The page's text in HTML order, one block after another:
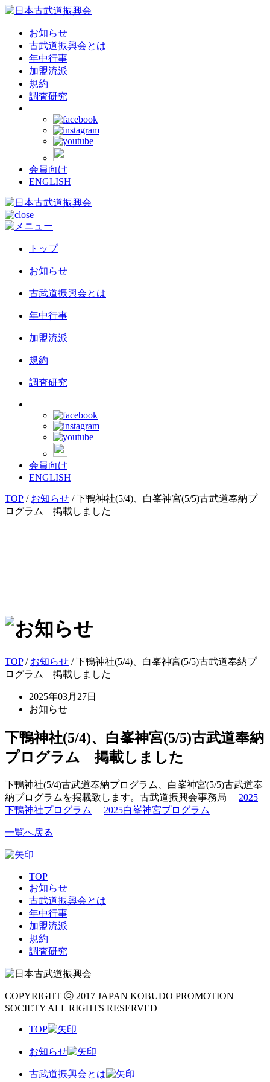
お知らせ
古武道振興会とは
年中行事
加盟流派
規約
調査研究
会員向け
ENGLISH
トップ
お知らせ
古武道振興会とは
年中行事
加盟流派
規約
調査研究
会員向け
ENGLISH
TOP / お知らせ /下鴨神社(5/4)、白峯神宮(5/5)古武道奉納プ
ログラム 掲載しました
TOP/ お知らせ / 下鴨神社(5/4)、白峯神宮(5/5)古武道奉納プ
ログラム 掲載しました
2025年03月27日
お知らせ
下鴨神社(5/4)、白峯神宮(5/5)古武道奉納
プログラム 掲載しました
下鴨神社(5/4)古武道奉納プログラム、白峯神宮(5/5)古武道奉
納プログラムを掲載致します。古武道振興会事務局 2025
下鴨神社プログラム
2025白峯神宮プログラム
一覧へ戻る
TOP
お知らせ
古武道振興会とは
年中行事
加盟流派
規約
調査研究
COPYRIGHT ⓒ 2017 JAPAN KOBUDO PROMOTION
SOCIETY ALL RIGHTS RESERVED
TOP
お知らせ
古武道振興会とは